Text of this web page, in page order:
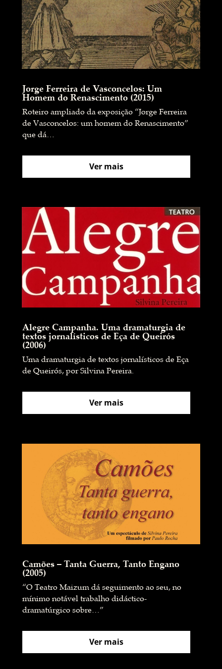
Jorge Ferreira de Vasconcelos: Um
Homem do Renascimento (2015)
Roteiro ampliado da exposição “Jorge Ferreira
de Vasconcelos: um homem do Renascimento”
que dá…
Ver mais
Alegre Campanha. Uma dramaturgia de
textos jornalísticos de Eça de Queirós
(2006)
Uma dramaturgia de textos jornalísticos de Eça
de Queirós, por Silvina Pereira.
Ver mais
Camões – Tanta Guerra, Tanto Engano
(2005)
“O Teatro Maizum dá seguimento ao seu, no
mínimo notável trabalho didáctico-
dramatúrgico sobre…”
Ver mais